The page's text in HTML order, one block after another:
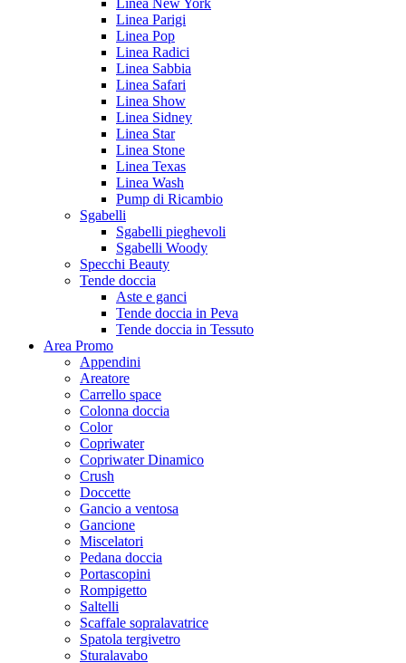
Linea New York
Linea Parigi
Linea Pop
Linea Radici
Linea Sabbia
Linea Safari
Linea Show
Linea Sidney
Linea Star
Linea Stone
Linea Texas
Linea Wash
Pump di Ricambio
Sgabelli
Sgabelli pieghevoli
Sgabelli Woody
Specchi Beauty
Tende doccia
Aste e ganci
Tende doccia in Peva
Tende doccia in Tessuto
Area Promo
Appendini
Areatore
Carrello space
Colonna doccia
Color
Copriwater
Copriwater Dinamico
Crush
Doccette
Gancio a ventosa
Gancione
Miscelatori
Pedana doccia
Portascopini
Rompigetto
Saltelli
Scaffale sopralavatrice
Spatola tergivetro
Sturalavabo